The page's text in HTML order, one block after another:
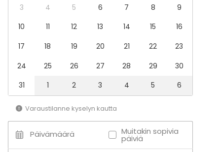
Elämys / aktiviteetti
Kokoushuone
Elokuvateatteri
Kokoustekniikka: D-Cinemaprojektori, äänentoisto
sekä tarvittaessa mikrofonit (1-2 kpl). Mikäli
3
4 5 6 7 8
9
10
11 12 13 14 15
16
17
18 19 20 21 22
23
24
25 26 27 28 29
30
31
1 2 3 4 5 6
Varaustilanne kyselyn kautta
Päivämäärä Muitakin sopivia
päiviä